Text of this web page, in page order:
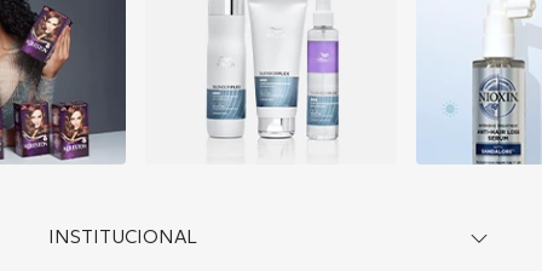
INSTITUCIONAL